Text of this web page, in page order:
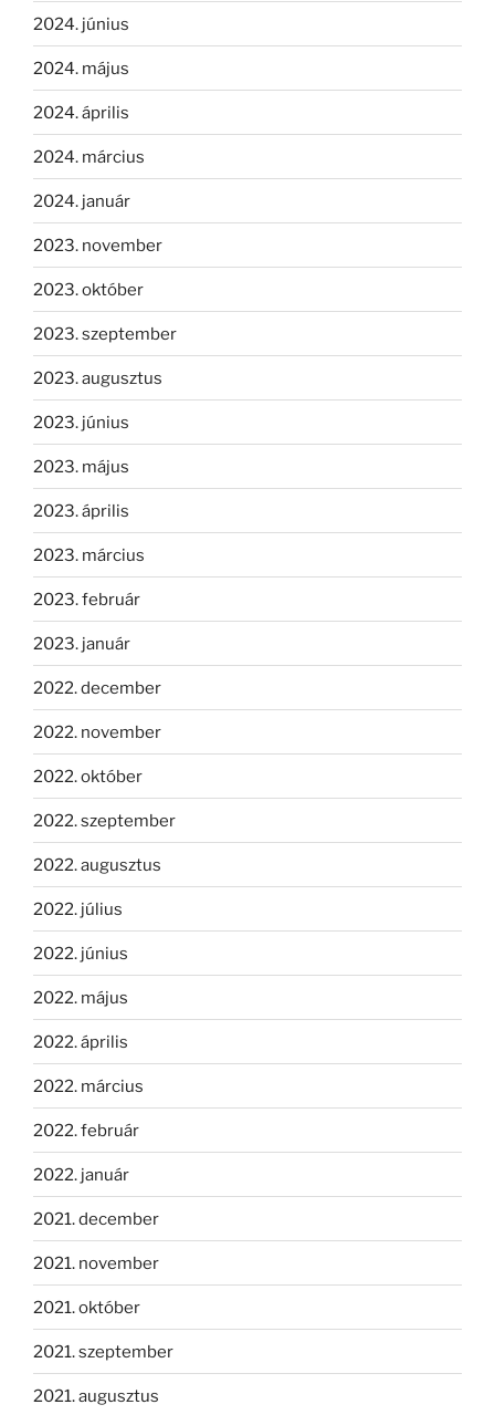
2024. június
2024. május
2024. április
2024. március
2024. január
2023. november
2023. október
2023. szeptember
2023. augusztus
2023. június
2023. május
2023. április
2023. március
2023. február
2023. január
2022. december
2022. november
2022. október
2022. szeptember
2022. augusztus
2022. július
2022. június
2022. május
2022. április
2022. március
2022. február
2022. január
2021. december
2021. november
2021. október
2021. szeptember
2021. augusztus